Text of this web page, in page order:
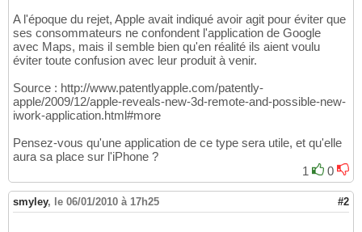
A l'époque du rejet, Apple avait indiqué avoir agit pour éviter que
ses consommateurs ne confondent l'application de Google
avec Maps, mais il semble bien qu'en réalité ils aient voulu
éviter toute confusion avec leur produit à venir.
Source : http://www.patentlyapple.com/patently-
apple/2009/12/apple-reveals-new-3d-remote-and-possible-new-
iwork-application.html#more
Pensez-vous qu'une application de ce type sera utile, et qu'elle
aura sa place sur l'iPhone ?
1
0
smyley, le 06/01/2010 à 17h25 #2